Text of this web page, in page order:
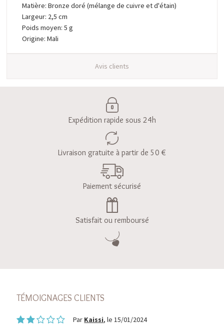
Matière: Bronze doré (mélange de cuivre et d'étain)
Largeur: 2,5 cm
Poids moyen: 5 g
Origine: Mali
Avis clients
Expédition rapide sous 24h
Livraison gratuite à partir de 50 €
Paiement sécurisé
Satisfait ou remboursé
TÉMOIGNAGES CLIENTS
Par Kaissi, le 15/01/2024